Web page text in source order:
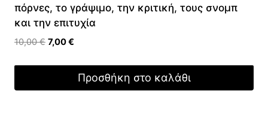
πόρνες, το γράψιμο, την κριτική, τους σνομπ
και την επιτυχία
10,00€ Original
was:
10,00 €.
7,00€
τιμή
είναι:
Προσθήκη στο καλάθι